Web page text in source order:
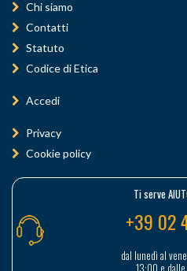
Chi siamo
Contatti
Statuto
Codice di Etica
Accedi
Privacy
Cookie policy
Ti serve
+39 02
dal lunedì al
13:00 e